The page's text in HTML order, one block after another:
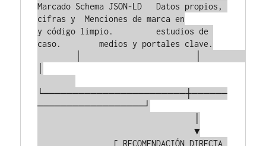
Marcado Schema JSON-LD   Datos propios,
cifras y  Menciones de marca en
y código limpio.         estudios de
caso.        medios y portales clave.
└────────────────────────┼──────
──────────────────┘
                                 ▼